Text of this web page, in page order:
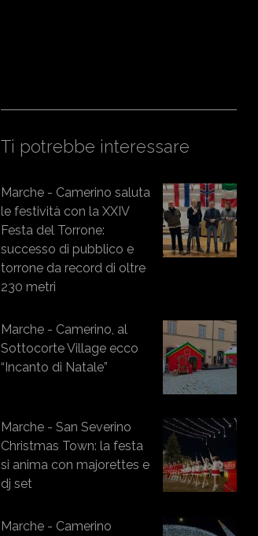
Ti potrebbe interessare
Marche - Camerino saluta
le festività con la XXIV
Festa del Torrone:
successo di pubblico e
torrone da record di oltre
230 metri
Marche - Camerino, al
Sottocorte Village ecco
“Incanto di Natale”
Marche - San Severino
Christmas Town: la festa
si anima con majorettes e
dj set
Marche - Camerino